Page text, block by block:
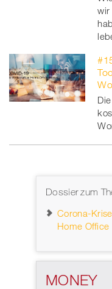
wir
Dossier zum
Corona-
Home Office
MONEY